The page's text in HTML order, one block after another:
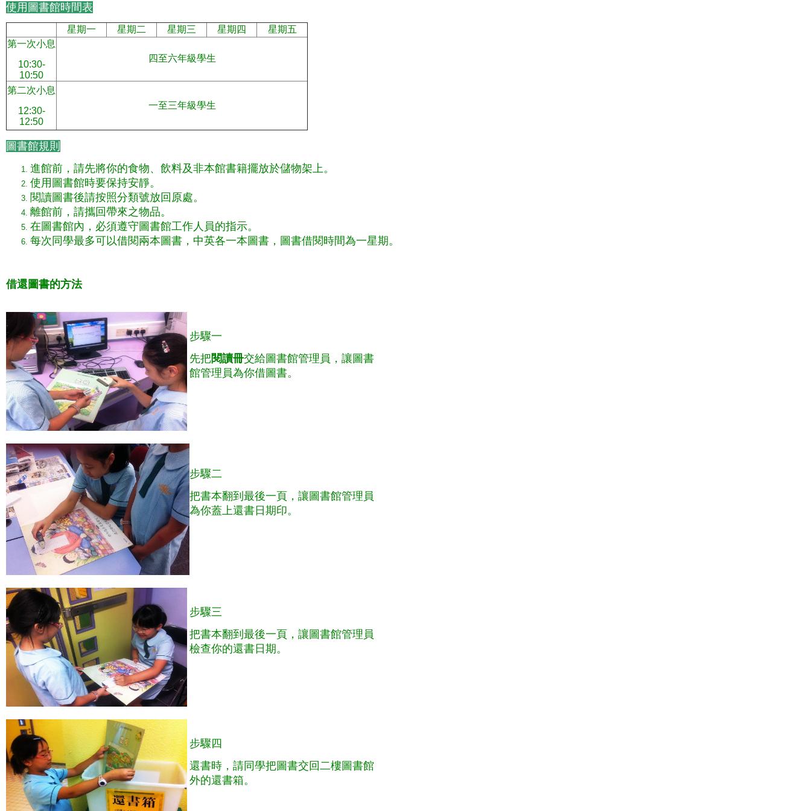
使用圖書館時間表
星期一 星期二 星期三 星期四
星期五
第一次小息
10:30-
10:50
四至六年級學生
第二次小息
12:30-
12:50
一至三年級學生
圖書館規則
進館前，請先將你的食物、飲料及非本館書籍擺放於儲物架上。
使用圖書館時要保持安靜。
閱讀圖書後請按照分類號放回原處。
離館前，請攜回帶來之物品。
在圖書館內，必須遵守圖書館工作人員的指示。
每次同學最多可以借閱兩本圖書，中英各一本圖書，圖書借閱時間為一星期。
借還圖書的方法
步驟一
先把閱讀冊交給圖書館管理員，讓圖書
館管理員為你借圖書。
步驟二
把書本翻到最後一頁，讓圖書館管理員
為你蓋上還書日期印。
步驟三
把書本翻到最後一頁，讓圖書館管理員
檢查你的還書日期。
步驟四
還書時，請同學把圖書交回二樓圖書館
外的還書箱。